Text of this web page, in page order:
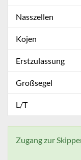
Nasszellen
Kojen
Erstzulassung
Großsegel
L/T
Zugang zur